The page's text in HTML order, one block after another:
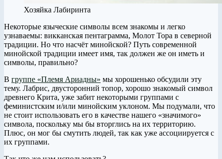
Хозяйка Лабиринта
Некоторые языческие символы всем знакомы и легко
узнаваемы: викканская пентаграмма, Молот Тора в северной
традиции. Но что насчёт минойской? Путь современной
минойской традиции имеет имя, так должен же он иметь и
символы, правильно?
В группе «Племя Ариадны» мы хорошенько обсудили эту
тему. Лабрис, двусторонний топор, хорошо знакомый символ
древнего Крита, уже забит некоторыми группами с
феминистским и/или минойским уклоном. Мы подумали, что
не стоит использовать его в качестве нашего «значимого»
символа, поскольку мы бы вторглись на их территорию.
Плюс, он мог бы смутить людей, так как уже ассоциируется с
их группами.